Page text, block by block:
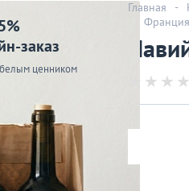
заказ
ценником
Главная -
Франция